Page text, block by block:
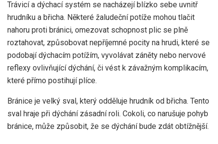
Trávicí a dýchací systém se nacházejí blízko sebe uvnitř
hrudníku a břicha. Některé žaludeční potíže mohou tlačit
nahoru proti bránici, omezovat schopnost plic se plně
roztahovat, způsobovat nepříjemné pocity na hrudi, které se
podobají dýchacím potížím, vyvolávat záněty nebo nervové
reflexy ovlivňující dýchání, či vést k závažným komplikacím,
které přímo postihují plíce.
Bránice je velký sval, který odděluje hrudník od břicha. Tento
sval hraje při dýchání zásadní roli. Cokoli, co narušuje pohyb
bránice, může způsobit, že se dýchání bude zdát obtížnější.